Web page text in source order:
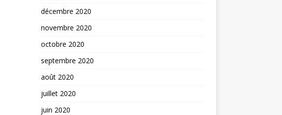
décembre 2020
novembre 2020
octobre 2020
septembre 2020
août 2020
juillet 2020
juin 2020